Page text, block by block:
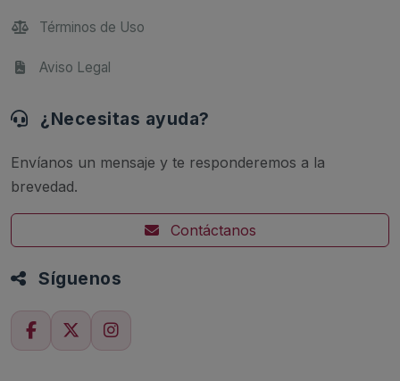
Términos de Uso
Aviso Legal
¿Necesitas ayuda?
Envíanos un mensaje y te responderemos a la
brevedad.
Contáctanos
Síguenos